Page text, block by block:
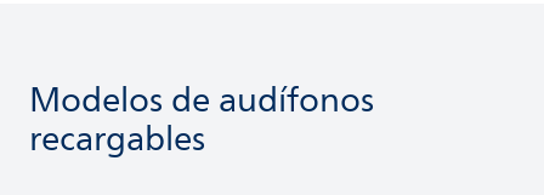
Modelos de audífonos
recargables